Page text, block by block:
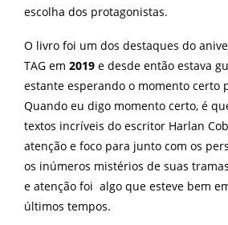
escolha dos protagonistas.
O livro foi um dos destaques do
TAG em 2019 e desde então estava
estante esperando o momento certo
Quando eu digo momento certo, é
textos incríveis do escritor Harlan
atenção e foco para junto com os
os inúmeros mistérios de suas
e atenção foi algo que esteve bem
últimos tempos.